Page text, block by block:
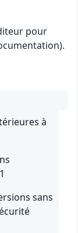
pour
à
sans